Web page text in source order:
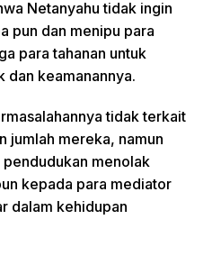
Netanyahu tidak ingin
pun dan menipu para
para tahanan untuk
dan keamanannya.
tidak terkait
jumlah mereka, namun
pendudukan menolak
kepada para mediator
dalam kehidupan